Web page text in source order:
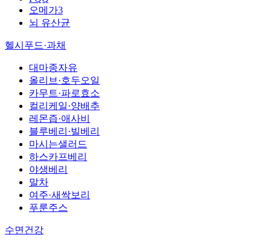
오메가3
뇌 유산균
헬시푸드·과채
대마종자유
올리브·호두오일
카무트·파로효소
컬리케일·양배추
레몬즙·애사비
블루베리·빌베리
마시는샐러드
하스카프베리
야생베리
말차
여주·새싹보리
푸룬주스
수면건강